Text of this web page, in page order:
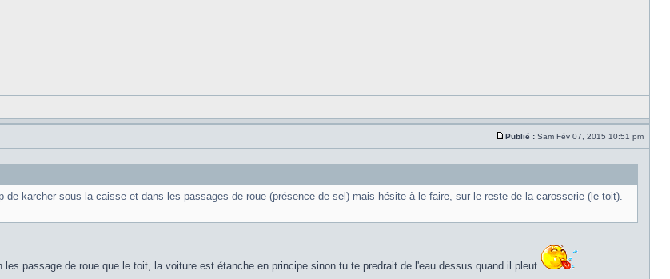
Publié : Sam Fév 07, 2015 10:51 pm
de karcher sous la caisse et dans les passages de roue (présence de sel) mais hésite à le faire, sur le reste de la carosserie (le toit).
passage de roue que le toit, la voiture est étanche en principe sinon tu te predrait de l'eau dessus quand il pleut